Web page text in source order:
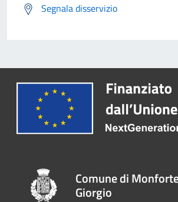
Segnala disservizio
Comune di
Giorgio